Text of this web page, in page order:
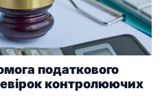
податкового
контролюючих